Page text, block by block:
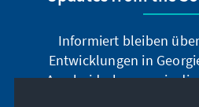
sich gerade in großen
Rustavi, Kutaisi oder
ausgerechnet. Für die
Bürgermeisteramt in Tiflis
Informiert bleiben
Entwicklungen in
Aserbaidschan sowie